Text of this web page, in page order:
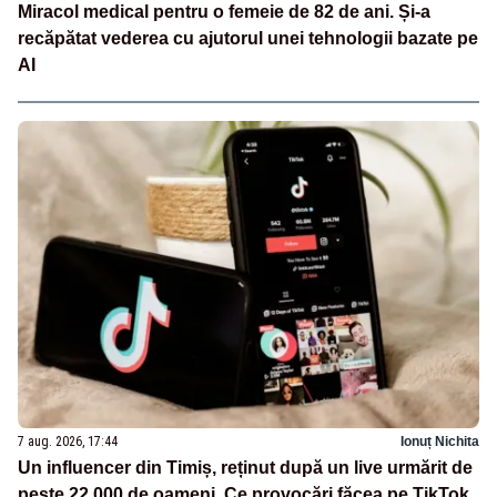
Miracol medical pentru o femeie de 82 de ani. Și-a
recăpătat vederea cu ajutorul unei tehnologii bazate pe
AI
7 aug. 2026, 17:44 Ionuț Nichita
Un influencer din Timiș, reținut după un live urmărit de